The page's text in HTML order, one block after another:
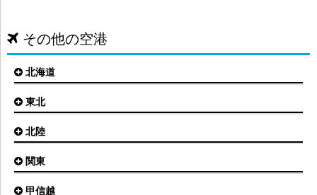
その他の空港
北海道
札幌(新千歳)空港
旭川空港
オホーツク紋別空港
東北
仙台空港
青森空港
三沢空港
北陸
小松空港
関東
東京(羽田)空港
甲信越